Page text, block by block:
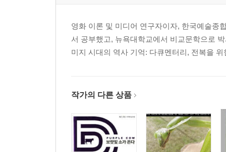
영화 이론 및 미디어 연구자이자, 한국예술종
서 공부했고, 뉴욕대학교에서 비교문학으로
미지 시대의 역사 기억: 다큐멘터리, 전복을
작가의 다른 상품